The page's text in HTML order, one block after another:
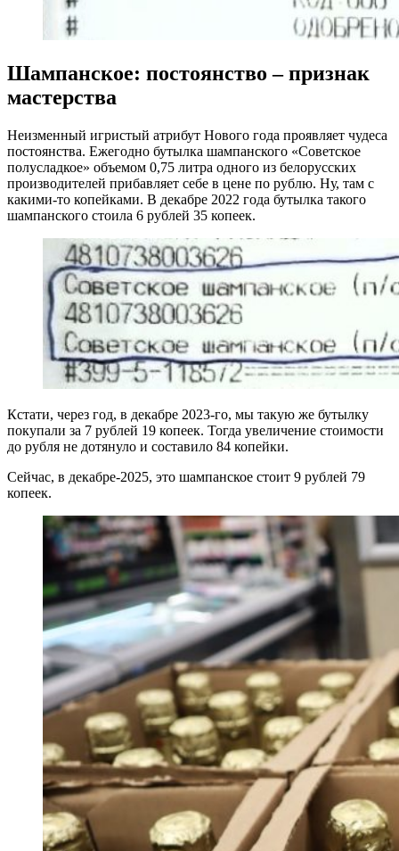
Шампанское: постоянство – признак
мастерства
Неизменный игристый атрибут Нового года проявляет чудеса
постоянства. Ежегодно бутылка шампанского «Советское
полусладкое» объемом 0,75 литра одного из белорусских
производителей прибавляет себе в цене по рублю. Ну, там с
какими-то копейками. В декабре 2022 года бутылка такого
шампанского стоила 6 рублей 35 копеек.
Кстати, через год, в декабре 2023-го, мы такую же бутылку
покупали за 7 рублей 19 копеек. Тогда увеличение стоимости
до рубля не дотянуло и составило 84 копейки.
Сейчас, в декабре-2025, это шампанское стоит 9 рублей 79
копеек.